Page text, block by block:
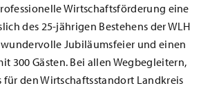
Wirtschaftsförderung eine
des 25-jährigen Bestehens der WLH
Jubiläumsfeier und einen
300 Gästen. Bei allen Wegbegleitern,
den Wirtschaftsstandort Landkreis